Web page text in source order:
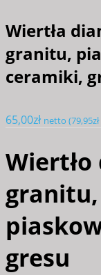
Wiertła
granitu,
ceramiki,
65,00zł netto (79,95zł
gresu